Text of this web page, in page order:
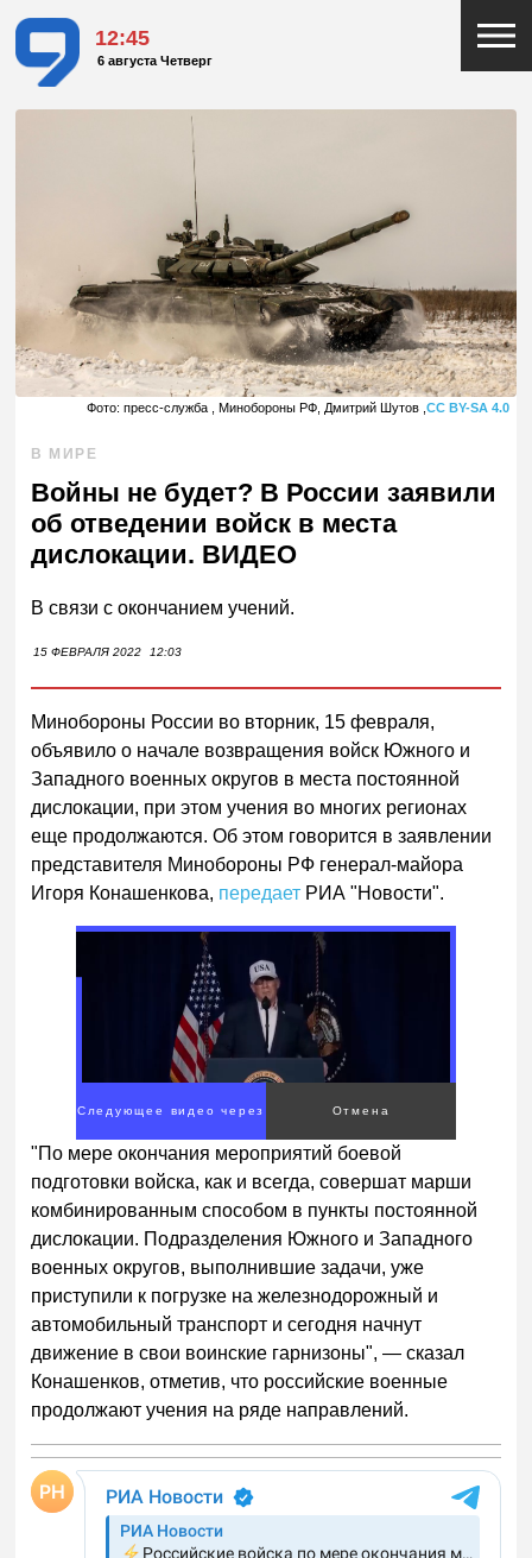
12:45
6 августа Четверг
Фото: пресс-служба , Минобороны РФ, Дмитрий Шутов , CC BY-SA 4.0
В МИРЕ
Войны не будет? В России заявили
об отведении войск в места
дислокации. ВИДЕО
В связи с окончанием учений.
15 ФЕВРАЛЯ 2022 12:03
Минобороны России во вторник, 15 февраля,
объявило о начале возвращения войск Южного и
Западного военных округов в места постоянной
дислокации, при этом учения во многих регионах
еще продолжаются. Об этом говорится в заявлении
представителя Минобороны РФ генерал-майора
Игоря Конашенкова, передает РИА "Новости".
"По мере окончания мероприятий боевой
подготовки войска, как и всегда, совершат марши
комбинированным способом в пункты постоянной
дислокации. Подразделения Южного и Западного
военных округов, выполнившие задачи, уже
приступили к погрузке на железнодорожный и
автомобильный транспорт и сегодня начнут
движение в свои воинские гарнизоны", — сказал
Конашенков, отметив, что российские военные
продолжают учения на ряде направлений.